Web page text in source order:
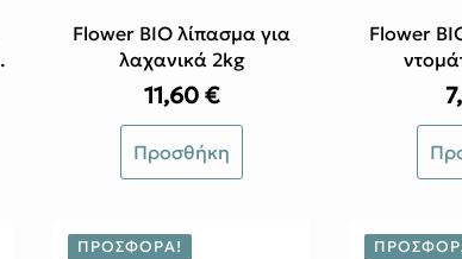
Flower ΒΙΟ λίπασμα για
λαχανικά 2kg
11,60€
Προσθήκη
Flower
ΠΡΟΣΦΟΡΆ!